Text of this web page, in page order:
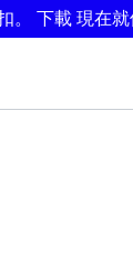
。 下載 現在就